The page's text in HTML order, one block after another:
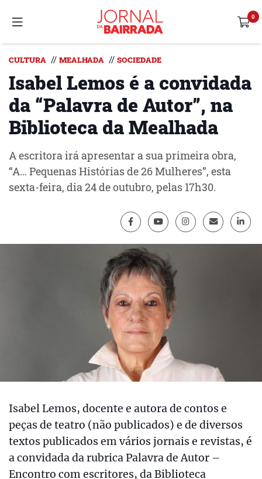
CULTURA // MEALHADA // SOCIEDADE
Isabel Lemos é a convidada
da “Palavra de Autor”, na
Biblioteca da Mealhada
A escritora irá apresentar a sua primeira obra,
“A… Pequenas Histórias de 26 Mulheres”, esta
sexta-feira, dia 24 de outubro, pelas 17h30.
Isabel Lemos, docente e autora de contos e
peças de teatro (não publicados) e de diversos
textos publicados em vários jornais e revistas, é
a convidada da rubrica Palavra de Autor –
Encontro com escritores, da Biblioteca